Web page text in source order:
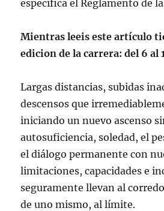
especifica el Reglamento de
Mientras leeis este artículo
edicion de la carrera: del 6 al
Largas distancias, subidas
descensos que
iniciando un nuevo ascenso
autosuficiencia, soledad, el
el diálogo permanente con
limitaciones, capacidades e
seguramente llevan al
de uno mismo, al límite.